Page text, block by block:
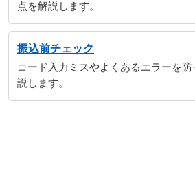
点を解説します。
振込前チェック
コード入力ミスやよくあるエラーを
説します。